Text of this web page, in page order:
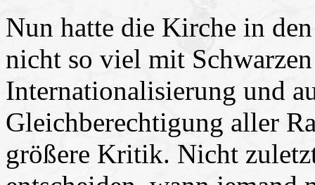
Nun hatte die Kirche in
nicht so viel mit
Internationalisierung und
Gleichberechtigung aller
größere Kritik. Nicht